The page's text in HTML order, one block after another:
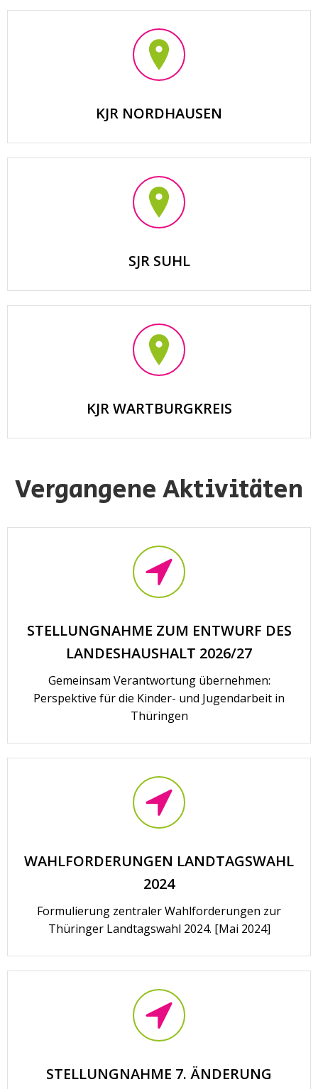
KJR NORDHAUSEN
SJR SUHL
KJR WARTBURGKREIS
Vergangene Aktivitäten
STELLUNGNAHME ZUM ENTWURF DES
LANDESHAUSHALT 2026/27
Gemeinsam Verantwortung übernehmen:
Perspektive für die Kinder- und Jugendarbeit in
Thüringen
WAHLFORDERUNGEN LANDTAGSWAHL
2024
Formulierung zentraler Wahlforderungen zur
Thüringer Landtagswahl 2024. [Mai 2024]
STELLUNGNAHME 7. ÄNDERUNG